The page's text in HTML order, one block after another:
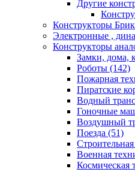
Другие
Конструкторы
Электронные ,
Конструкторы
Замки, дома,
Роботы (142)
Пожарная
Пиратские
Водный
Гоночные
Воздушный
Поезда (51)
Военная
Космическая